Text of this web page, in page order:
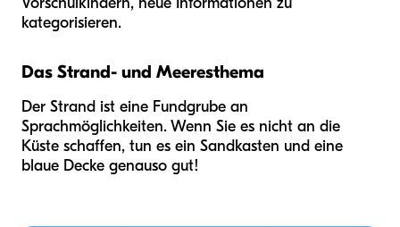
kategorisieren.
Das Strand- und Meeresthema
Der Strand ist eine Fundgrube an
Sprachmöglichkeiten. Wenn Sie es nicht an die
Küste schaffen, tun es ein Sandkasten und eine
blaue Decke genauso gut!